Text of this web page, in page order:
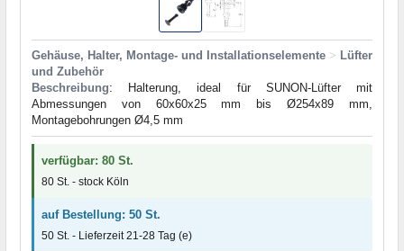
Gehäuse, Halter, Montage- und Installationselemente > Lüfter
und Zubehör
Beschreibung: Halterung, ideal für SUNON-Lüfter mit
Abmessungen von 60x60x25 mm bis Ø254x89 mm,
Montagebohrungen Ø4,5 mm
verfügbar: 80 St.
80 St. - stock Köln
auf Bestellung: 50 St.
50 St. - Lieferzeit 21-28 Tag (e)